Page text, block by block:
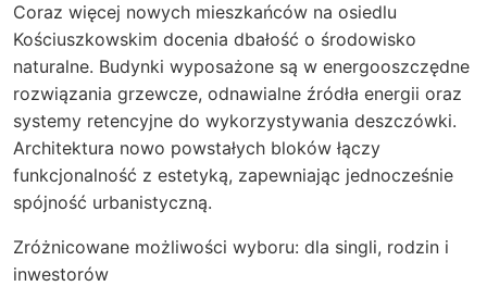
Coraz więcej nowych mieszkańców na osiedlu
Kościuszkowskim docenia dbałość o środowisko
naturalne. Budynki wyposażone są w energooszczędne
rozwiązania grzewcze, odnawialne źródła energii oraz
systemy retencyjne do wykorzystywania deszczówki.
Architektura nowo powstałych bloków łączy
funkcjonalność z estetyką, zapewniając jednocześnie
spójność urbanistyczną.
Zróżnicowane możliwości wyboru: dla singli, rodzin i
inwestorów